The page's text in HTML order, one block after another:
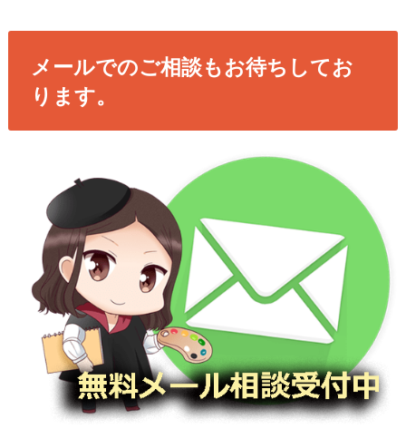
メールでのご相談もお待ちしてお
ります。